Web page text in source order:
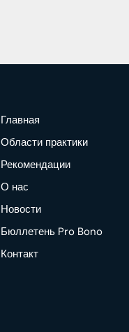
Главная
Области практики
Рекомендации
О нас
Новости
Бюллетень Pro Bono
Контакт